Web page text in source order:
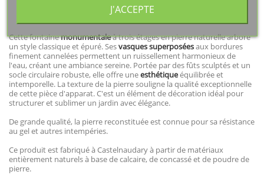
DÉTAILS DU PRODUIT
Cette fontainemonumentaleà trois étages en pierre naturelle arbore
un style classique et épuré. Sesvasques superposéesaux bordures
finement cannelées permettent un ruissellement harmonieux de
l'eau, créant une ambiance sereine. Portée par des fûts sculptés et un
socle circulaire robuste, elle offre uneesthétiqueéquilibrée et
intemporelle. La texture de la pierre souligne la qualité exceptionnelle
de cette pièce d'apparat. C'est un élément de décoration idéal pour
structurer et sublimer un jardin avec élégance.
De grande qualité, la pierre reconstituée est connue pour sa résistance
au gel et autres intempéries.
Ce produit est fabriqué à Castelnaudary à partir de matériaux
entièrement naturels à base de calcaire, de concassé et de poudre de
pierre.
J'ACCEPTE